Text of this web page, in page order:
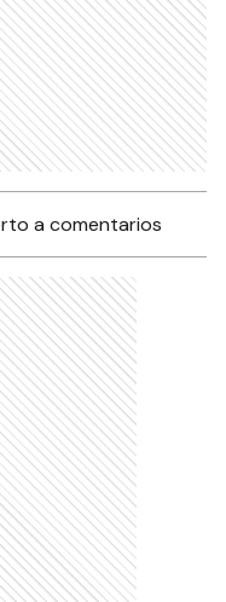
a comentarios